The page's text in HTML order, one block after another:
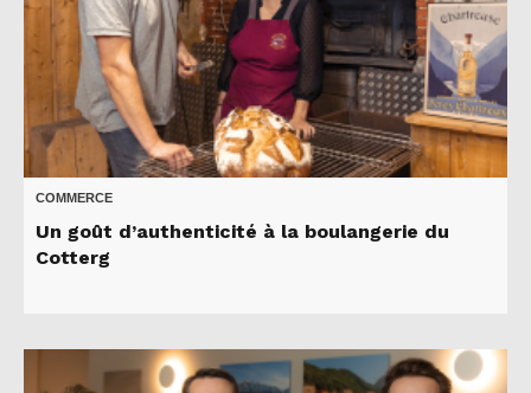
COMMERCE
Un goût d’authenticité à la boulangerie du
Cotterg